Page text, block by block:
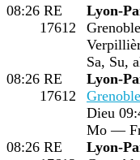
08:26 RE
17612
Lyon-
Sa, Su,
08:26 RE
17612
Lyon-
Grenoble
Dieu
Mo —
08:26 RE
Lyon-